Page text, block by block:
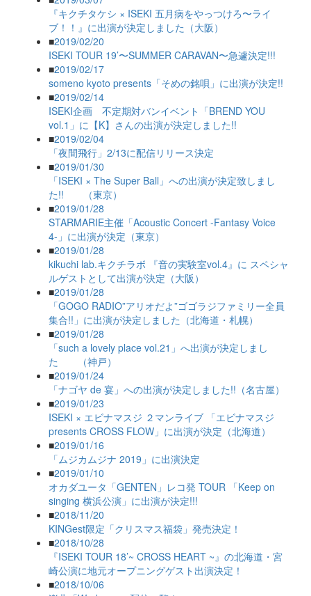
『キクチタケシ × ISEKI 五月病をやっつけろ〜ライ
ブ！！』に出演が決定しました（大阪）
■2019/02/20
ISEKI TOUR 19’〜SUMMER CARAVAN〜急遽決定!!!
■2019/02/17
someno kyoto presents「そめの銘唄」に出演が決定!!
■2019/02/14
ISEKI企画 不定期対バンイベント「BREND YOU
vol.1」に【K】さんの出演が決定しました!!
■2019/02/04
「夜間飛行」2/13に配信リリース決定
■2019/01/30
「ISEKI × The Super Ball」への出演が決定致しまし
た!! （東京）
■2019/01/28
STARMARIE主催「Acoustic Concert -Fantasy Voice
4-」に出演が決定（東京）
■2019/01/28
kikuchi lab.キクチラボ 『音の実験室vol.4』に スペシャ
ルゲストとして出演が決定（大阪）
■2019/01/28
「GOGO RADIO”アリオだよ”ゴゴラジファミリー全員
集合!!」に出演が決定しました（北海道・札幌）
■2019/01/28
「such a lovely place vol.21」へ出演が決定しまし
た （神戸）
■2019/01/24
「ナゴヤ de 宴」への出演が決定しました!!（名古屋）
■2019/01/23
ISEKI × エビナマスジ ２マンライブ 「エビナマスジ
presents CROSS FLOW」に出演が決定（北海道）
■2019/01/16
「ムジカムジナ 2019」に出演決定
■2019/01/10
オカダユータ「GENTEN」レコ発 TOUR 「Keep on
singing 横浜公演」に出演が決定!!!
■2018/11/20
KINGest限定「クリスマス福袋」発売決定！
■2018/10/28
『ISEKI TOUR 18’~ CROSS HEART ~』の北海道・宮
崎公演に地元オープニングゲスト出演決定！
■2018/10/06